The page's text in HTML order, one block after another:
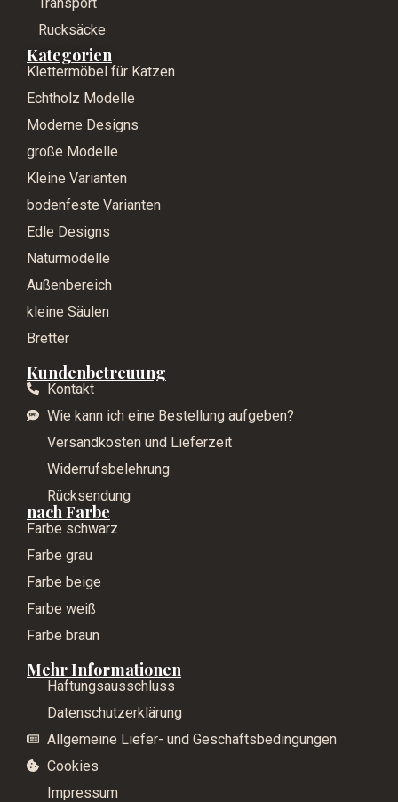
Rucksäcke
Kategorien
Klettermöbel für Katzen
Echtholz Modelle
Moderne Designs
große Modelle
Kleine Varianten
bodenfeste Varianten
Edle Designs
Naturmodelle
Außenbereich
kleine Säulen
Bretter
Kundenbetreuung
Kontakt
Wie kann ich eine Bestellung aufgeben?
Versandkosten und Lieferzeit
Widerrufsbelehrung
Rücksendung
nach Farbe
Farbe schwarz
Farbe grau
Farbe beige
Farbe weiß
Farbe braun
Mehr Informationen
Haftungsausschluss
Datenschutzerklärung
Allgemeine Liefer- und Geschäftsbedingungen
Cookies
Impressum